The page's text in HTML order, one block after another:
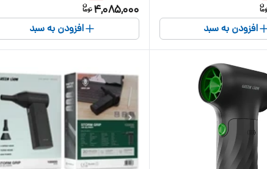
افزودن به سبد
4,085,000
افزودن به سبد